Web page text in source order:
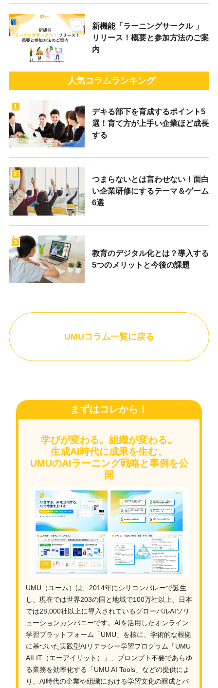
新機能「ラーニングサークル 」
リリース！概要と参加方法のご案
内
人気コラムランキング
1
デキる部下を育成するポイント5
選！育て方が上手い企業ほど成長
する
2
つまらないとは言わせない！面白
い企業研修にするテーマ＆ゲーム
6選
3
教育のデジタル化とは？導入する
5つのメリットと今後の課題
UMUコラム一覧に戻る
まずはコレから！
学びが変わる。組織が変わる。
生成AI時代に成果を生む、
UMUのAIラーニング戦略と事例を公
開
UMU（ユーム）は、2014年にシリコンバレーで誕生
し、現在では世界203の国と地域で100万社以上、日本
では28,000社以上に導入されているグローバルAIソリ
ューションカンパニーです。AIを活用したオンライン
学習プラットフォーム「UMU」を核に、学術的な根拠
に基づいた実践型AIリテラシー学習プログラム「UMU
AILIT（エーアイリット）」、プロンプト不要であらゆ
る業務を効率化する「UMU AI Tools」などの提供によ
り、AI時代の企業や組織における学習文化の醸成とパ